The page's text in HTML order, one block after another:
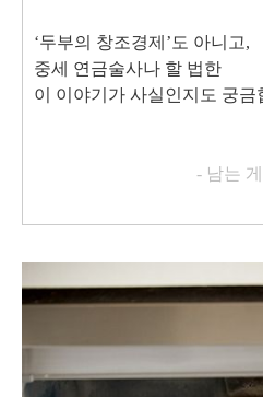
‘두부의 창조경제’도 아니고,
중세 연금술사나 할 법한
이 이야기가 사실인지도 궁금
- 남는